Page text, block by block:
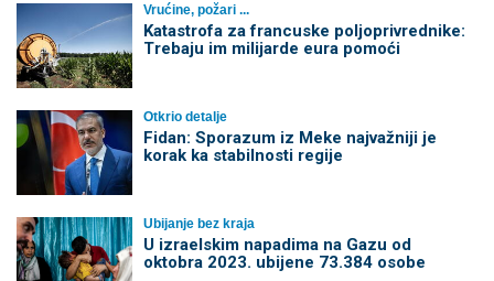
Vrućine, požari ...
Katastrofa za francuske poljoprivrednike:
Trebaju im milijarde eura pomoći
Otkrio detalje
Fidan: Sporazum iz Meke najvažniji je
korak ka stabilnosti regije
Ubijanje bez kraja
U izraelskim napadima na Gazu od
oktobra 2023. ubijene 73.384 osobe